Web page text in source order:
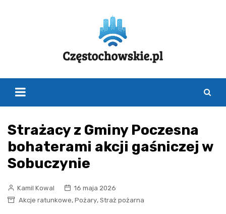
Strażacy z Gminy Poczesna
bohaterami akcji gaśniczej w
Sobuczynie
Kamil Kowal
16 maja 2026
Akcje ratunkowe, Pożary, Straż pożarna